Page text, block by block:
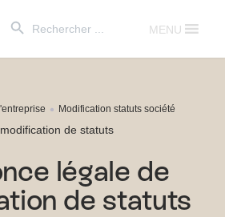
for:
MENU
Modification statuts société
de statuts
légale de
de statuts